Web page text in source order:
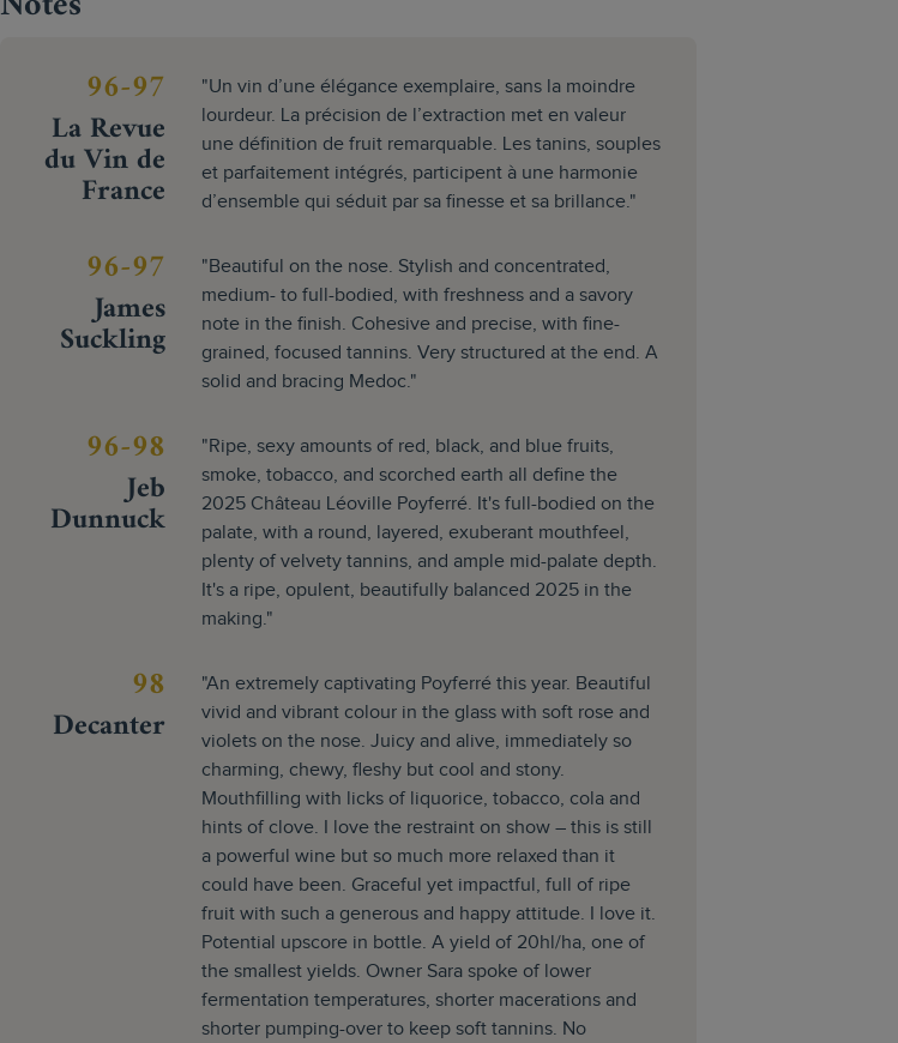
96-97
La Revue
du Vin de
France
"Un vin d’une élégance exemplaire, sans la moindre
lourdeur. La précision de l’extraction met en valeur
une définition de fruit remarquable. Les tanins, souples
et parfaitement intégrés, participent à une harmonie
d’ensemble qui séduit par sa finesse et sa brillance."
96-97
James
Suckling
"Beautiful on the nose. Stylish and concentrated,
medium- to full-bodied, with freshness and a savory
note in the finish. Cohesive and precise, with fine-
grained, focused tannins. Very structured at the end. A
solid and bracing Medoc."
96-98
Jeb
Dunnuck
"Ripe, sexy amounts of red, black, and blue fruits,
smoke, tobacco, and scorched earth all define the
2025 Château Léoville Poyferré. It's full-bodied on the
palate, with a round, layered, exuberant mouthfeel,
plenty of velvety tannins, and ample mid-palate depth.
It's a ripe, opulent, beautifully balanced 2025 in the
making."
98
Decanter
"An extremely captivating Poyferré this year. Beautiful
vivid and vibrant colour in the glass with soft rose and
violets on the nose. Juicy and alive, immediately so
charming, chewy, fleshy but cool and stony.
Mouthfilling with licks of liquorice, tobacco, cola and
hints of clove. I love the restraint on show – this is still
a powerful wine but so much more relaxed than it
could have been. Graceful yet impactful, full of ripe
fruit with such a generous and happy attitude. I love it.
Potential upscore in bottle. A yield of 20hl/ha, one of
the smallest yields. Owner Sara spoke of lower
fermentation temperatures, shorter macerations and
shorter pumping-over to keep soft tannins. No